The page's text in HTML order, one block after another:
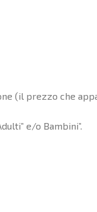
(il prezzo che
e/o Bambini”.